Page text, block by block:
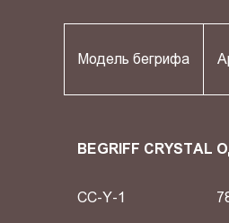
Модель бегрифа
BEGRIFF
CC-Y-1